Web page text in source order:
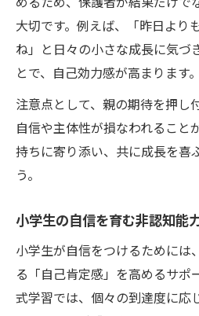
法
大切です。例えば、「昨日より
ね」と日々の小さな成長に気づ
とで、自己効力感が高まります。
注意点として、親の期待を押し
自信や主体性が損なわれること
持ちに寄り添い、共に成長を喜
う。
小学生の自信を育む非認知能
小学生が自信をつけるためには
る「自己肯定感」を高めるサポ
式学習では、個々の到達度に応